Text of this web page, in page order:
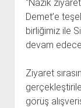
“Nazik
Demet’e
birliğimiz ile
devam
Ziyaret
görüş